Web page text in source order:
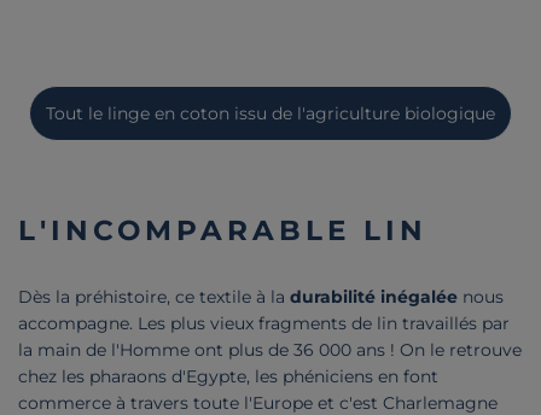
Tout le linge en coton issu de l'agriculture biologique
L'INCOMPARABLE LIN
Dès la préhistoire, ce textile à la durabilité inégalée nous
accompagne. Les plus vieux fragments de lin travaillés par
la main de l'Homme ont plus de 36 000 ans ! On le retrouve
chez les pharaons d'Egypte, les phéniciens en font
commerce à travers toute l'Europe et c'est Charlemagne